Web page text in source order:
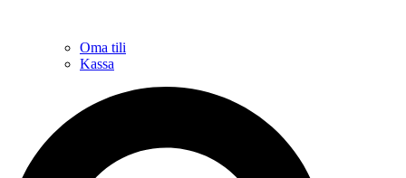
Oma tili
Kassa